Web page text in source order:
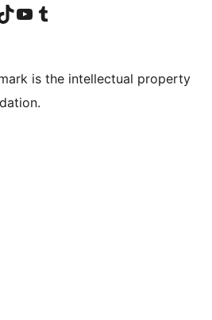
Instagram
account LinkedIn
il nostro account TikTok
Visita il nostro canale YouTube
Visita il nostro account Tumblr
is the intellectual property